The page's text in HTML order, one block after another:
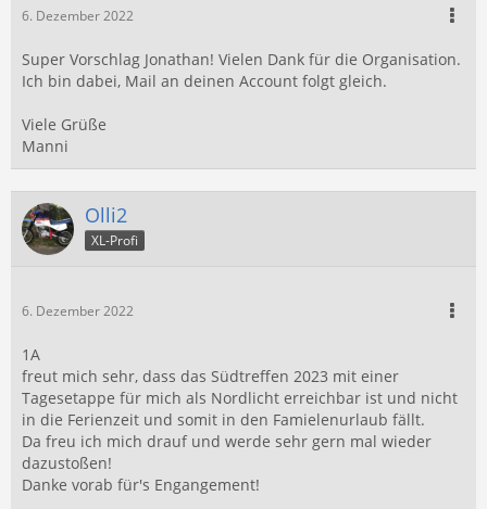
6. Dezember 2022
Super Vorschlag Jonathan! Vielen Dank für die Organisation.
Ich bin dabei, Mail an deinen Account folgt gleich.
Viele Grüße
Manni
Olli2
XL-Profi
6. Dezember 2022
1A
freut mich sehr, dass das Südtreffen 2023 mit einer
Tagesetappe für mich als Nordlicht erreichbar ist und nicht
in die Ferienzeit und somit in den Famielenurlaub fällt.
Da freu ich mich drauf und werde sehr gern mal wieder
dazustoßen!
Danke vorab für's Engangement!